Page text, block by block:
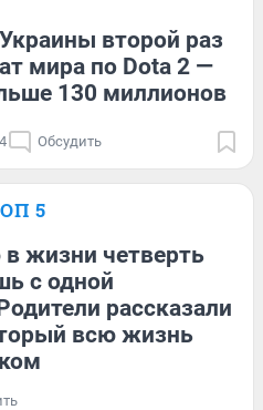
второй раз
мира по Dota 2 —
130 миллионов
Обсудить
5
жизни четверть
с одной
рассказали
всю жизнь